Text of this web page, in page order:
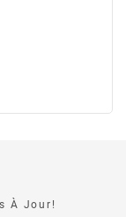
À Jour!